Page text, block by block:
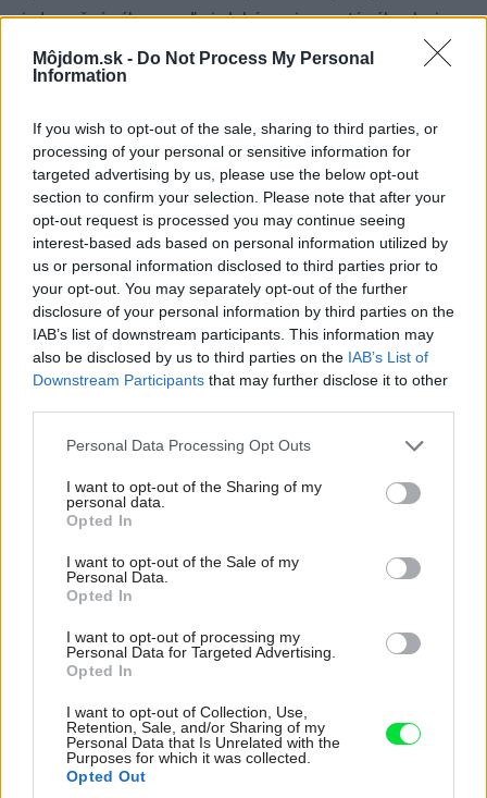
Môjdom.sk - Do Not Process My Personal
Information
If you wish to opt-out of the sale, sharing to third parties, or
processing of your personal or sensitive information for
targeted advertising by us, please use the below opt-out
section to confirm your selection. Please note that after your
opt-out request is processed you may continue seeing
interest-based ads based on personal information utilized by
us or personal information disclosed to third parties prior to
your opt-out. You may separately opt-out of the further
disclosure of your personal information by third parties on the
IAB’s list of downstream participants. This information may
also be disclosed by us to third parties on the IAB’s List of
Downstream Participants that may further disclose it to other
Please note that this website/app uses one or more Google
not limited to your visit or usage behaviour. You may click to
grant or deny consent to Google and its third-party tags to
use your data for below specified purposes in below Google
consent section.
Personal Data Processing Opt Outs
I want to opt-out of the Sharing of my
personal data.
Opted In
I want to opt-out of the Sale of my
Personal Data.
Opted In
I want to opt-out of processing my
Personal Data for Targeted Advertising.
Opted In
I want to opt-out of Collection, Use,
Retention, Sale, and/or Sharing of my
Personal Data that Is Unrelated with the
Purposes for which it was collected.
Opted Out
jednoročné výhony, veľmi slabé a primrznuté výhonky je
vhodnejšie odstrániť celé. Počas jari potom plamienky
vytvoria silné nové výhony s množstvom kvetných pukov.
vyhoľovaniu spodnej časti. Takto treba ošetrovať len
veľkokveté druhy plamienkov (Clematis jackmanii) a
plamienok tangutský ( Clematis tangutica), ktoré kvitnú v
lete.
Prebúdzanie exotických rastlín